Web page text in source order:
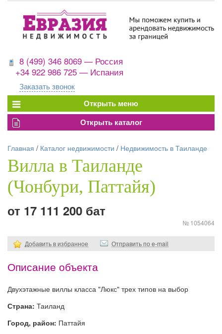
8 (499) 346 8069 — Россия
+34 922 986 725 — Испания
Заказать звонок
Главная / Каталог недвижимости / Недвижимость в Таиланде
Вилла в Таиланде
(Чонбури, Паттайя)
от 17 111 200 бат
№ 1054064
Добавить в избранное Отправить по e-mail
Описание объекта
Двухэтажные виллы класса "Люкс" трех типов на выбор
Страна: Таиланд
Город, район: Паттайя